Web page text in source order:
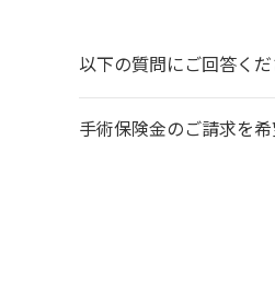
以下の質問にご回答くだ
手術保険金のご請求を希